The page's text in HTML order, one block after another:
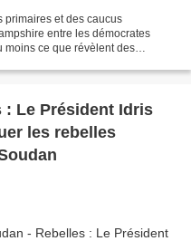
primaires et des caucus
entre les démocrates
moins ce que révèlent des
: Le Président Idris
les rebelles